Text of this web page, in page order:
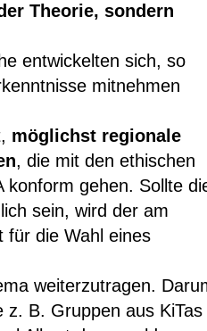
Theorie, sondern
entwickelten sich, so
mitnehmen
möglichst regionale
, die mit den ethischen
konform gehen. Sollte
sein, wird der am
für die Wahl eines
weiterzutragen.
z. B. Gruppen aus KiTas